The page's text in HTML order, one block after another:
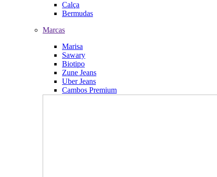
Calça
Bermudas
Marcas
Marisa
Sawary
Biotipo
Zune Jeans
Uber Jeans
Cambos Premium